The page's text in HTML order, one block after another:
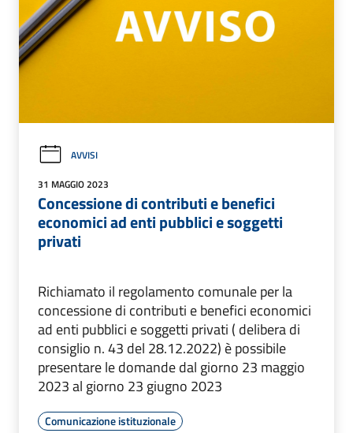
AVVISI
31 MAGGIO 2023
Concessione di contributi e benefici
economici ad enti pubblici e soggetti
privati
Richiamato il regolamento comunale per la
concessione di contributi e benefici economici
ad enti pubblici e soggetti privati ( delibera di
consiglio n. 43 del 28.12.2022) è possibile
presentare le domande dal giorno 23 maggio
2023 al giorno 23 giugno 2023
Comunicazione istituzionale